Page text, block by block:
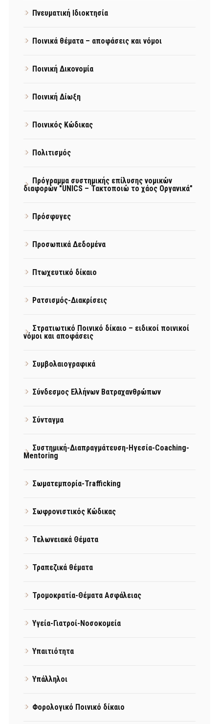
Πνευματική Ιδιοκτησία
Ποινικά θέματα – αποφάσεις και νόμοι
Ποινική Δικονομία
Ποινική Δίωξη
Ποινικός Κώδικας
Πολιτισμός
Πρόγραμμα συστημικής επίλυσης νομικών
διαφορών "UNICS – Τακτοποιώ το χάος Οργανικά"
Πρόσφυγες
Προσωπικά Δεδομένα
Πτωχευτικό δίκαιο
Ρατσισμός-Διακρίσεις
Στρατιωτικό Ποινικό δίκαιο – ειδικοί ποινικοί
νόμοι και αποφάσεις
Συμβολαιογραφικά
Σύνδεσμος Ελλήνων Βατραχανθρώπων
Σύνταγμα
Συστημική-Διαπραγμάτευση-Ηγεσία-Coaching-
Mentoring
Σωματεμπορία-Trafficking
Σωφρονιστικός Κώδικας
Τελωνειακά Θέματα
Τραπεζικά θέματα
Τρομοκρατία-Θέματα Ασφάλειας
Υγεία-Γιατροί-Νοσοκομεία
Υπαιτιότητα
Υπάλληλοι
Φορολογικό Ποινικό δίκαιο